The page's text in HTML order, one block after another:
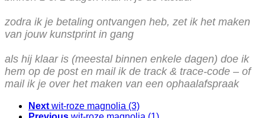
zodra ik je betaling ontvangen heb, zet ik het maken
van jouw kunstprint in gang
als hij klaar is (meestal binnen enkele dagen) doe ik
hem op de post en mail ik de track & trace-code – of
mail ik je over het maken van een ophaalafspraak
Next wit-roze magnolia (3)